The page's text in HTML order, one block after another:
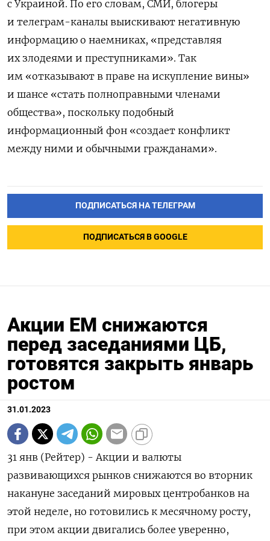
с Украиной. По его словам, СМИ, блогеры
и телеграм-каналы выискивают негативную
информацию о наемниках, «представляя
их злодеями и преступниками». Так
им «отказывают в праве на искупление вины»
и шансе «стать полноправными членами
общества», поскольку подобный
информационный фон «создает конфликт
между ними и обычными гражданами».
ПОДПИСАТЬСЯ НА ТЕЛЕГРАМ
ПОДПИСАТЬСЯ В GOOGLE
Акции EM снижаются
перед заседаниями ЦБ,
готовятся закрыть январь
ростом
31.01.2023
31 янв (Рейтер) - Акции и валюты
развивающихся рынков снижаются во вторник
накануне заседаний мировых центробанков на
этой неделе, но готовились к месячному росту,
при этом акции двигались более уверенно,